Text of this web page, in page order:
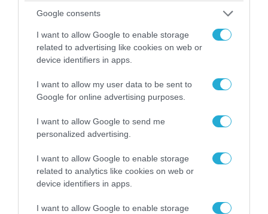
Google consents
I want to allow Google to enable storage
related to advertising like cookies on web or
device identifiers in apps.
I want to allow my user data to be sent to
Google for online advertising purposes.
I want to allow Google to send me
personalized advertising.
I want to allow Google to enable storage
related to analytics like cookies on web or
device identifiers in apps.
I want to allow Google to enable storage
Κλιμακώνουν οι Χούθι: Eξαπέλυσαν επιθέσεις
κατά στρατιωτικών δυνάμεων στην Υεμένη –
Πλήγματα & στη Σαουδική Αραβία!